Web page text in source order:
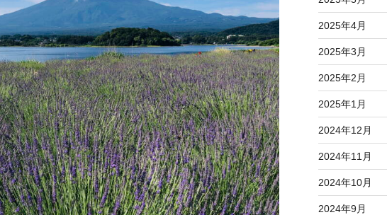
2025年4月
2025年3月
2025年2月
2025年1月
2024年12月
2024年11月
2024年10月
2024年9月